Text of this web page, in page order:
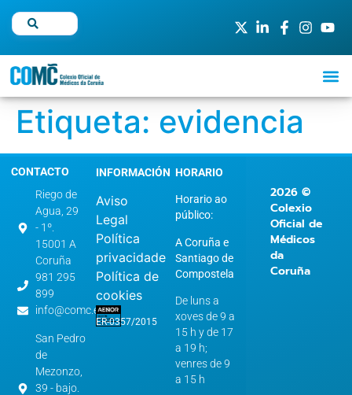
Etiqueta: evidencia
CONTACTO
Riego de
Agua, 29
- 1º.
15001 A
Coruña
981 295
899
info@comc.es
San Pedro
de
Mezonzo,
39 - bajo.
INFORMACIÓN
Aviso
Legal
Política
privacidade
Política de
cookies
ER-0357/2015
HORARIO
Horario ao
público:
A Coruña e
Santiago de
Compostela
De luns a
xoves de 9 a
15 h y de 17
a 19 h;
venres de 9
a 15 h
2026 ©
Colexio
Oficial de
Médicos
da
Coruña